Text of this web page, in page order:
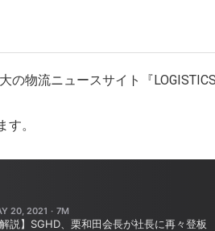
の物流ニュースサイト『
。